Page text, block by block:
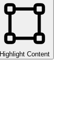
Highlight Content